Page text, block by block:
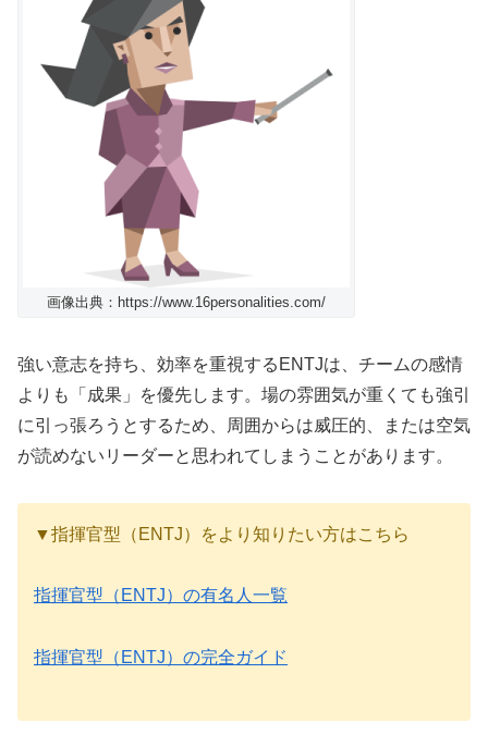
画像出典：https://www.16personalities.com/
強い意志を持ち、効率を重視するENTJは、チームの感情
よりも「成果」を優先します。場の雰囲気が重くても強引
に引っ張ろうとするため、周囲からは威圧的、または空気
が読めないリーダーと思われてしまうことがあります。
▼指揮官型（ENTJ）をより知りたい方はこちら
指揮官型（ENTJ）の有名人一覧
指揮官型（ENTJ）の完全ガイド